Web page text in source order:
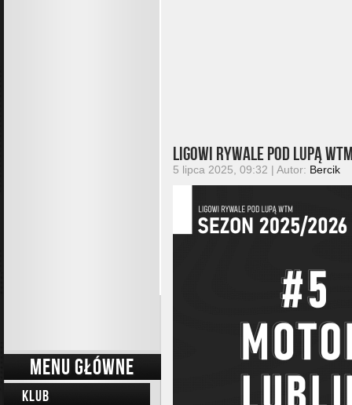
MENU GŁÓWNE
KLUB
Ligowi rywale pod lupą
5 lipca 2025, 09:32 | Autor: Bercik